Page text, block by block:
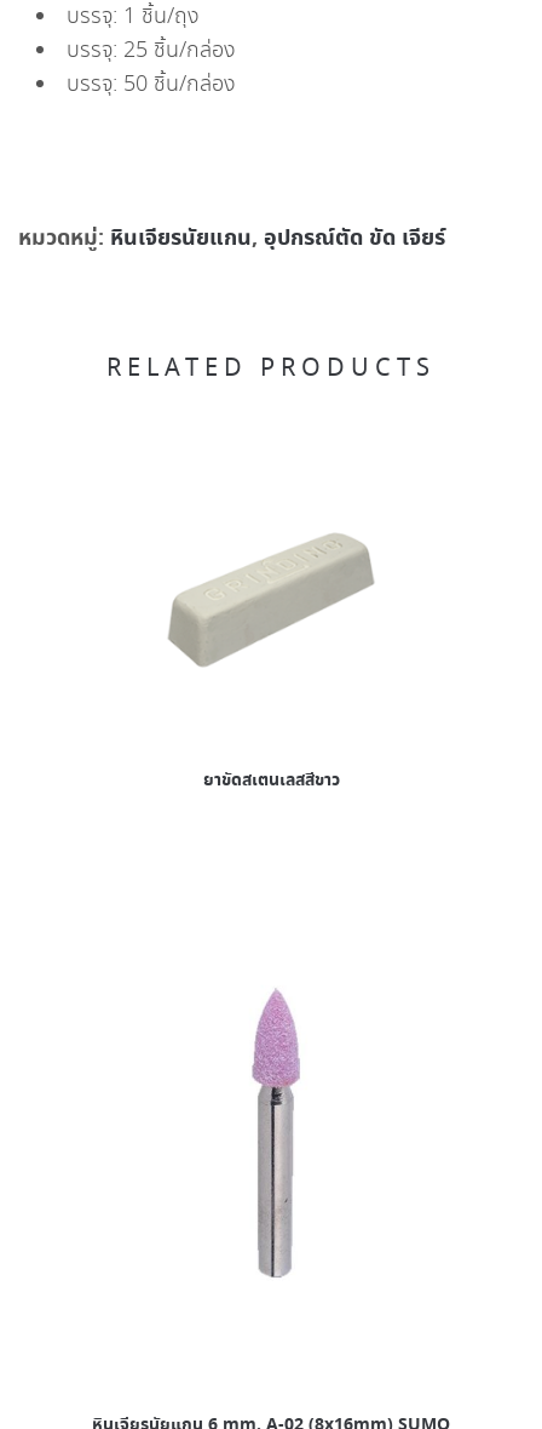
บรรจุ: 1 ชิ้น/ถุง
บรรจุ: 25 ชิ้น/กล่อง
บรรจุ: 50 ชิ้น/กล่อง
หมวดหมู่: หินเจียรนัยแกน, อุปกรณ์ตัด ขัด เจียร์
RELATED PRODUCTS
ยาขัดสเตนเลสสีขาว